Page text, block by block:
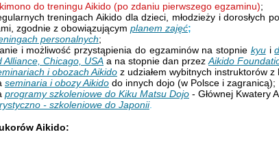
do treningu Aikido (po zdaniu pierwszego egzaminu);
treningach Aikido dla dzieci, młodzieży i dorosłych
zgodnie z obowiązującym planem zajęć;
personalnych;
i możliwość przystąpienia do egzaminów na stopnie kyui
Alliance, Chicago, USA a na stopnie dan przez Aikido
i obozach Aikido z udziałem wybitnych instruktorów
seminaria i obozy Aikido do innych dojo (w Polsce i zagranicą);
programy szkoleniowe do Kiku Matsu Dojo - Głównej Kwatery
- szkoleniowe do Japonii.
Aikido: